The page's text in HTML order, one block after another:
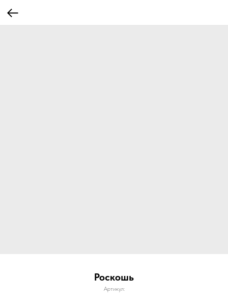
Роскошь
Артикул: